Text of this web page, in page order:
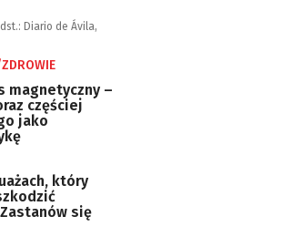
Diario de Ávila,
magnetyczny –
częściej
jako
który
się